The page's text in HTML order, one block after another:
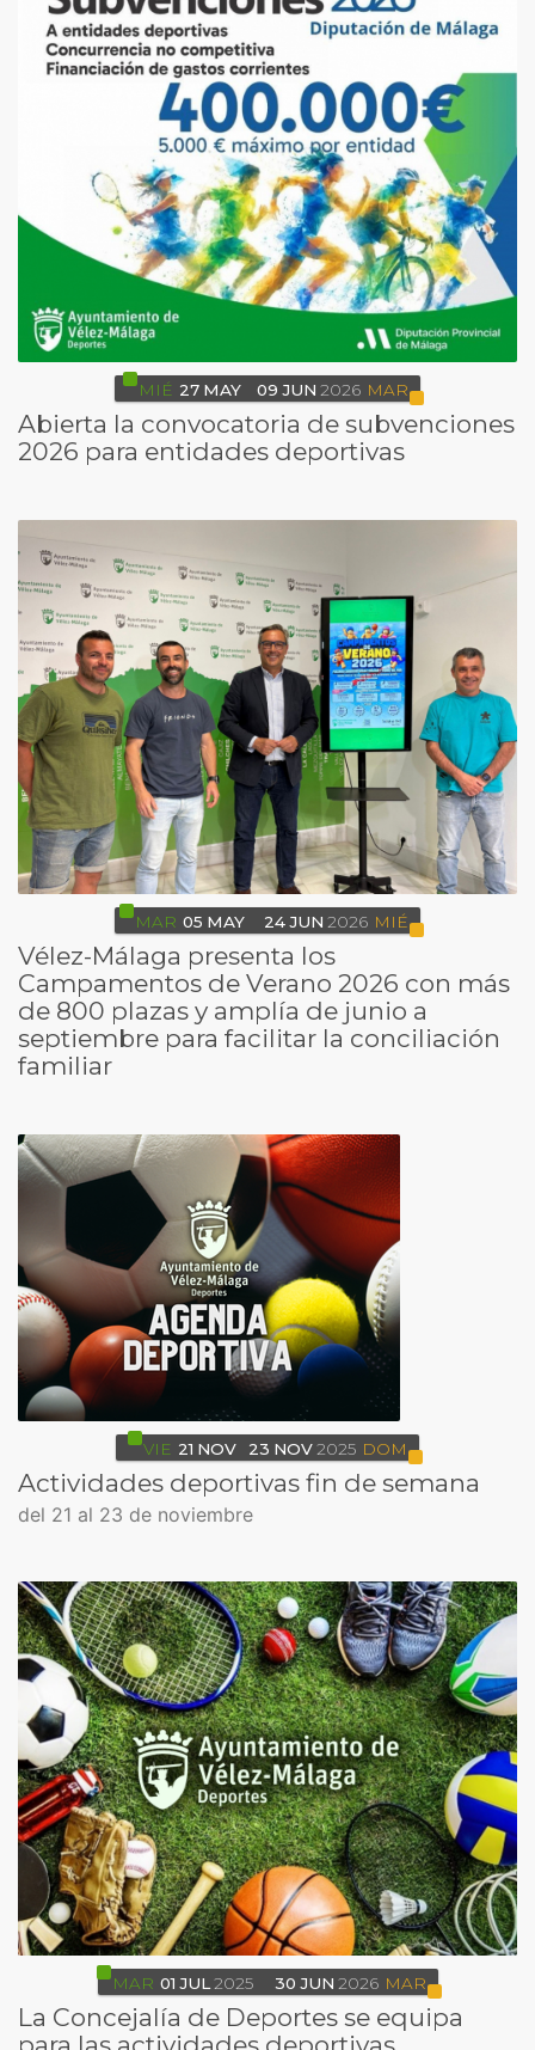
MIÉ 27 MAY 09 JUN 2026 MAR
Abierta la convocatoria de subvenciones
2026 para entidades deportivas
MAR 05 MAY 24JUN 2026 MIÉ
Vélez-Málaga presenta los
Campamentos de Verano 2026 con más
de 800 plazas y amplía de junio a
septiembre para facilitar la conciliación
familiar
VIE 21 NOV 23 NOV2025 DOM
Actividades deportivas fin de semana
del 21 al 23 de noviembre
MAR 01 JUL 2025 30 JUN 2026 MAR
La Concejalía de Deportes se equipa